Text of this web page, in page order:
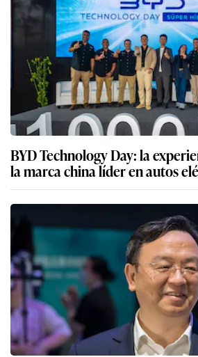
BYD Technology Day: la
la marca china líder en autos